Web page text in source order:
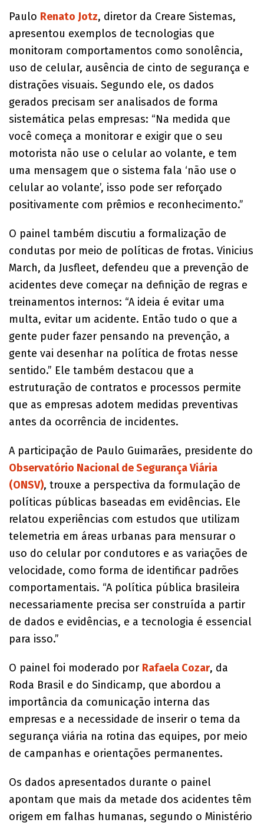
Paulo Renato Jotz, diretor da Creare Sistemas,
apresentou exemplos de tecnologias que
monitoram comportamentos como sonolência,
uso de celular, ausência de cinto de segurança e
distrações visuais. Segundo ele, os dados
gerados precisam ser analisados de forma
sistemática pelas empresas: “Na medida que
você começa a monitorar e exigir que o seu
motorista não use o celular ao volante, e tem
uma mensagem que o sistema fala ‘não use o
celular ao volante’, isso pode ser reforçado
positivamente com prêmios e reconhecimento.”
O painel também discutiu a formalização de
condutas por meio de políticas de frotas. Vinicius
March, da Jusfleet, defendeu que a prevenção de
acidentes deve começar na definição de regras e
treinamentos internos: “A ideia é evitar uma
multa, evitar um acidente. Então tudo o que a
gente puder fazer pensando na prevenção, a
gente vai desenhar na política de frotas nesse
sentido.” Ele também destacou que a
estruturação de contratos e processos permite
que as empresas adotem medidas preventivas
antes da ocorrência de incidentes.
A participação de Paulo Guimarães, presidente do
Observatório Nacional de Segurança Viária
(ONSV), trouxe a perspectiva da formulação de
políticas públicas baseadas em evidências. Ele
relatou experiências com estudos que utilizam
telemetria em áreas urbanas para mensurar o
uso do celular por condutores e as variações de
velocidade, como forma de identificar padrões
comportamentais. “A política pública brasileira
necessariamente precisa ser construída a partir
de dados e evidências, e a tecnologia é essencial
para isso.”
O painel foi moderado por Rafaela Cozar, da
Roda Brasil e do Sindicamp, que abordou a
importância da comunicação interna das
empresas e a necessidade de inserir o tema da
segurança viária na rotina das equipes, por meio
de campanhas e orientações permanentes.
Os dados apresentados durante o painel
apontam que mais da metade dos acidentes têm
origem em falhas humanas, segundo o Ministério